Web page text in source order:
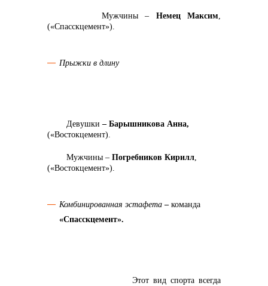
Мужчины – Немец Максим,
(«Спасскцемент»).
Прыжки в длину
Девушки – Барышникова Анна,
(«Востокцемент).
Мужчины – Погребников Кирилл,
(«Востокцемент»).
Комбинированная эстафета – команда
«Спасскцемент».
Этот вид спорта всегда